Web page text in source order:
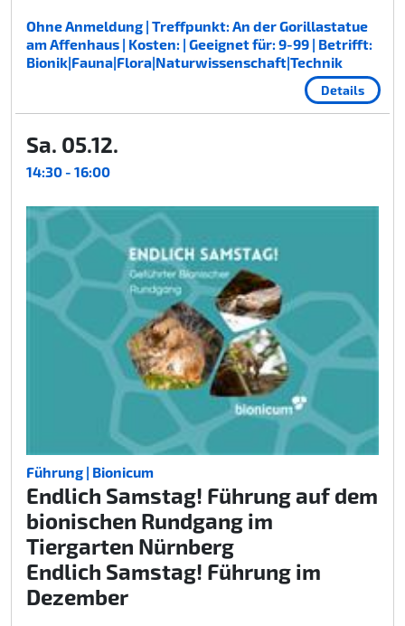
Ohne Anmeldung | Treffpunkt: An der Gorillastatue
am Affenhaus | Kosten: | Geeignet für: 9-99 | Betrifft:
Bionik|Fauna|Flora|Naturwissenschaft|Technik
Details
Sa. 05.12.
14:30 - 16:00
Führung | Bionicum
Endlich Samstag! Führung auf dem
bionischen Rundgang im
Tiergarten Nürnberg
Endlich Samstag! Führung im
Dezember